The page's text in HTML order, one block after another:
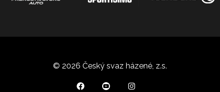
© 2026 Český svaz házené, z.s.